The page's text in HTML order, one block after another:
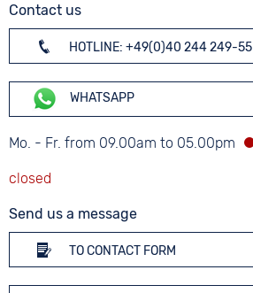
Contact us
HOTLINE: +49(0)40 244 249-55
WHATSAPP
Mo. - Fr. from 09.00am to 05.00pm
Send us a message
TO CONTACT FORM